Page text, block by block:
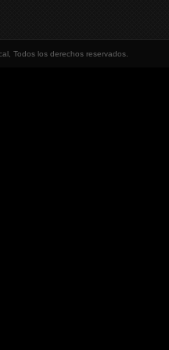
Todos los derechos reservados.